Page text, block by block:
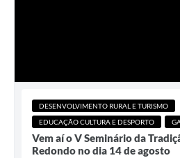
DESENVOLVIMENTO RURAL E TURISMO
EDUCAÇÃO CULTURA E DESPORTO
Vem aí o V Seminário da
Redondo no dia 14 de agosto